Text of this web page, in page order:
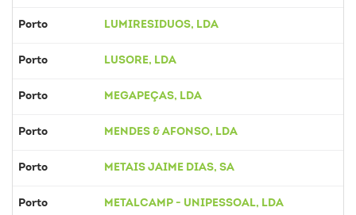
Porto LUMIRESIDUOS, LDA
Porto LUSORE, LDA
Porto MEGAPEÇAS, LDA
Porto MENDES & AFONSO, LDA
Porto METAIS JAIME DIAS, SA
Porto METALCAMP - UNIPESSOAL, LDA